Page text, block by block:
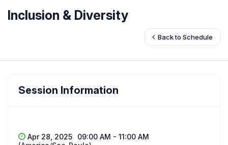
Inclusion & Diversity
Back to Schedule
Session Information
Apr 28, 2025
09:00 AM - 11:00 AM